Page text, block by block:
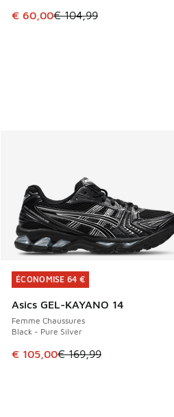
Cet article est en promotion.
€ 60,00€ 104,99
ÉCONOMISE 64 €
Asics GEL-KAYANO 14
Femme Chaussures
Black - Pure Silver
Cet article est en promotion.
€ 105,00€ 169,99
ÉCONOMISE 64 €